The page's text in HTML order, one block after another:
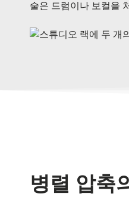
술은 드럼이나 보컬을
병렬 압축